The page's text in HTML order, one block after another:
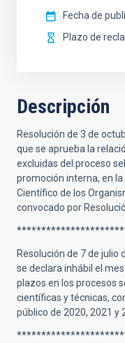
Fecha de
Plazo de
Descripción
Resolución de 3 de
que se aprueba la
excluidas del proceso
promoción interna, en
Científico de los
convocado por
Resolución de 7 de julio
se declara inhábil el
plazos en los procesos
científicas y técnicas,
público de 2020, 2021 y